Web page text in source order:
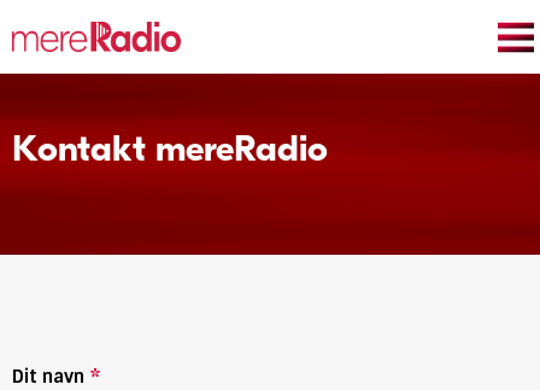
hovedindhold
principal
Kontakt mereRadio
Dit navn